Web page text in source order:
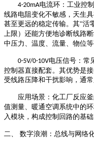
4-20mA电流环：工业控
线路电阻变化不敏感，天生
甚至更远的稳定传输。其“活
上限）还能方便地诊断线路
中压力、温度、流量、物位等
0-5V/0-10V电压信号：常
控制器直接配套。其优势是
受线路压降和干扰影响，通
应用场景：化工厂反应
值测量、暖通空调系统中的
入模块，构成控制回路的基础
二、 数字浪潮：总线与网络